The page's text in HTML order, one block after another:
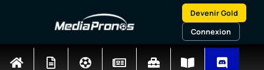
Devenir Gold
Connexion